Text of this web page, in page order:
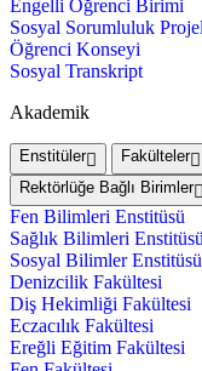
Engelli Öğrenci Birimi
Sosyal Sorumluluk
Öğrenci Konseyi
Sosyal Transkript
Akademik
Enstitüler Fakülteler
Rektörlüğe Bağlı Birimler
Fen Bilimleri Enstitüsü
Sağlık Bilimleri Enstitüsü
Sosyal Bilimler Enstitüsü
Denizcilik Fakültesi
Diş Hekimliği Fakültesi
Eczacılık Fakültesi
Ereğli Eğitim Fakültesi